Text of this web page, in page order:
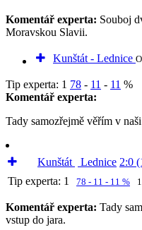
Komentář experta: Souboj
Moravskou Slavii.
Kunštát - Lednice
Tip experta: 1 78 - 11 - 11 %
Komentář experta:
Tady samozřejmě věřím v
Kunštát Lednice 2:0
Tip experta: 1 78 - 11 - 11 %
Komentář experta: Tady
vstup do jara.